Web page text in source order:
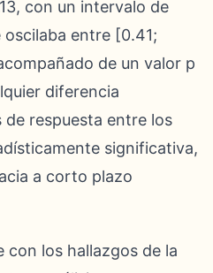
con un intervalo de
entre [0.41;
de un valor p
diferencia
de respuesta entre los
significativa,
a corto plazo
con los hallazgos de la